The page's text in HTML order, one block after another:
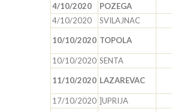
4/10/2020
POZEGA
4/10/2020
SVILAJNAC
10/10/2020 TOPOLA
10/10/2020 SENTA
11/10/2020 LAZAREVAC
17/10/2020 ]UPRIJA